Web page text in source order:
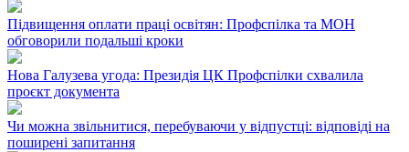
Підвищення оплати праці освітян: Профспілка та МОН
обговорили подальші кроки
Нова Галузева угода: Президія ЦК Профспілки схвалила
проєкт документа
Чи можна звільнитися, перебуваючи у відпустці: відповіді на
поширені запитання